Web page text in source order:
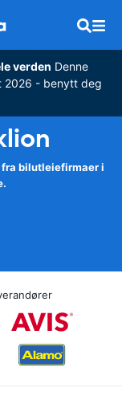
verden Denne
2026 - benytt deg
fra bilutleiefirmaer i